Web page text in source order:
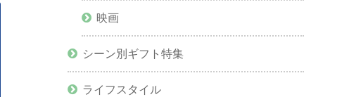
映画
シーン別ギフト特集
ライフスタイル